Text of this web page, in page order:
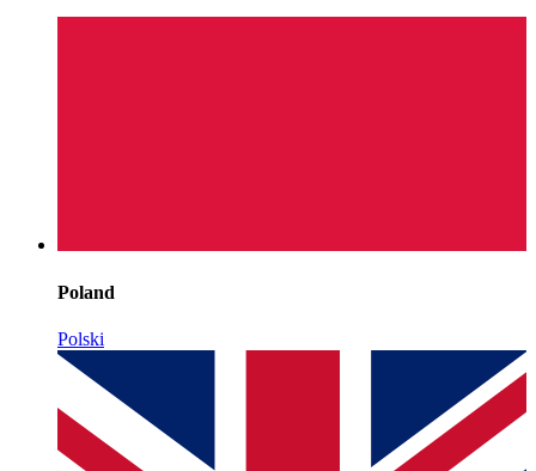
Poland
Polski